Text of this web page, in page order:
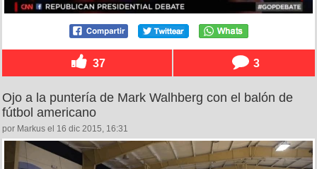
37 3
Ojo a la puntería de Mark Walhberg con el balón de
fútbol americano
por Markus el 16 dic 2015, 16:31